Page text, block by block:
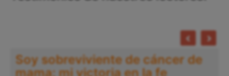
Soy sobreviviente de cáncer de
mama: mi victoria en la fe